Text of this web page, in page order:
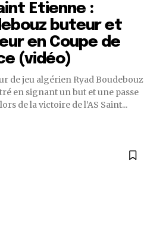
Etienne :
buteur et
en Coupe de
(vidéo)
de jeu algérien Ryad Boudebouz
en signant un but et une passe
de la victoire de l’AS Saint...